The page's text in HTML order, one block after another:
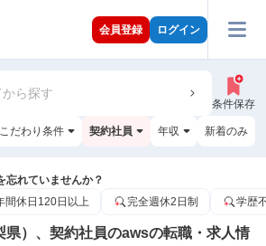
会員登録 ログイン
ら探す
条件保存
こだわり条件 契約社員 年収 新着のみ
忘れていませんか？
間休日120日以上 完全週休2日制 学歴
県）、契約社員のawsの転職・求人情